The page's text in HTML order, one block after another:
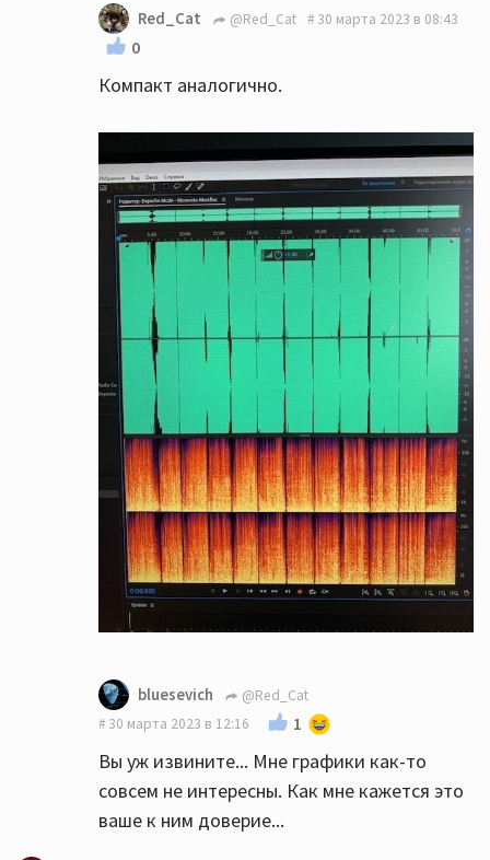
Red_Cat @Red_Cat 30 марта 2023 в 08:43
0
Компакт аналогично.
bluesevich
@Red_Cat
30 марта 2023 в 12:16
1
Вы уж извините... Мне графики как-то
совсем не интересны. Как мне кажется это
ваше к ним доверие...